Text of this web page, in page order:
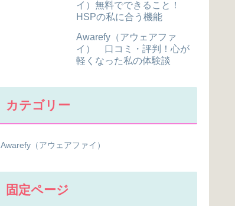
イ）無料でできること！
HSPの私に合う機能
Awarefy（アウェアファ
イ） 口コミ・評判！心が
軽くなった私の体験談
カテゴリー
Awarefy（アウェアファイ）
固定ページ